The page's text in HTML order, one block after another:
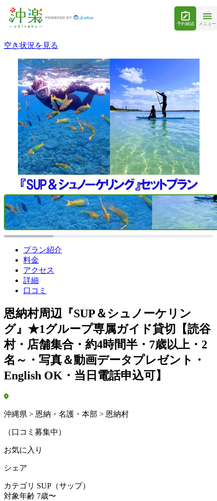
予約確認 メニュー
空き状況を見る
プラン紹介
料金
アクセス
詳細
口コミ
恩納村周辺『SUP＆シュノーケリン
グ』★1グループ専属ガイド貸切【読谷
村・店舗集合・約4時間半・7歳以上・2
名～・写真＆動画データプレゼント・
English OK・当日電話申込可】
沖縄県 > 恩納・名護・本部 > 恩納村
（口コミ募集中）
お気に入り
シェア
カテゴリ SUP（サップ）
対象年齢 7歳〜